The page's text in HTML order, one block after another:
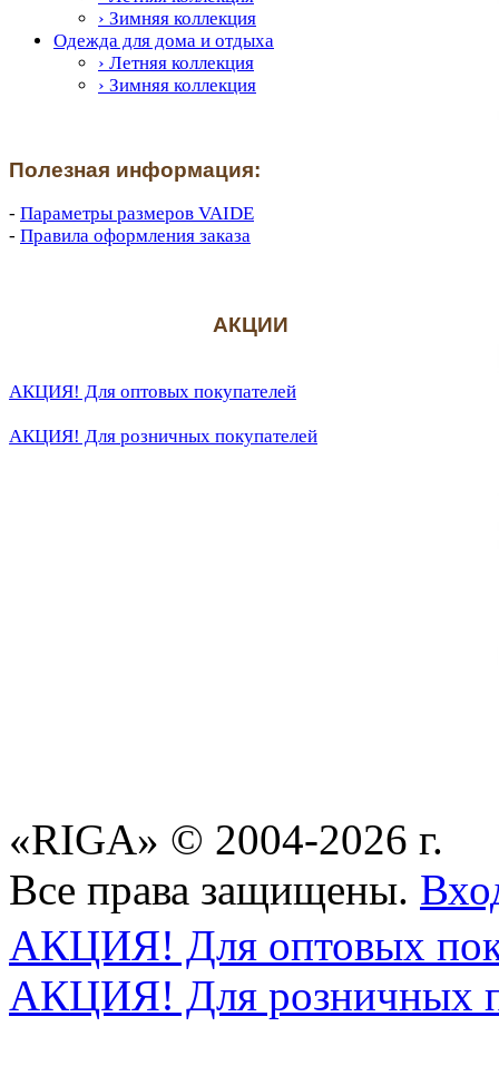
› Зимняя коллекция
Одежда для дома и отдыха
› Летняя коллекция
› Зимняя коллекция
Полезная информация:
- Параметры размеров VAIDE
- Правила оформления заказа
АКЦИИ
АКЦИЯ! Для оптовых покупателей
АКЦИЯ! Для розничных покупателей
«RIGA» © 2004-2026 г.
Все права защищены.
АКЦИЯ! Для оптовых
АКЦИЯ! Для розничных